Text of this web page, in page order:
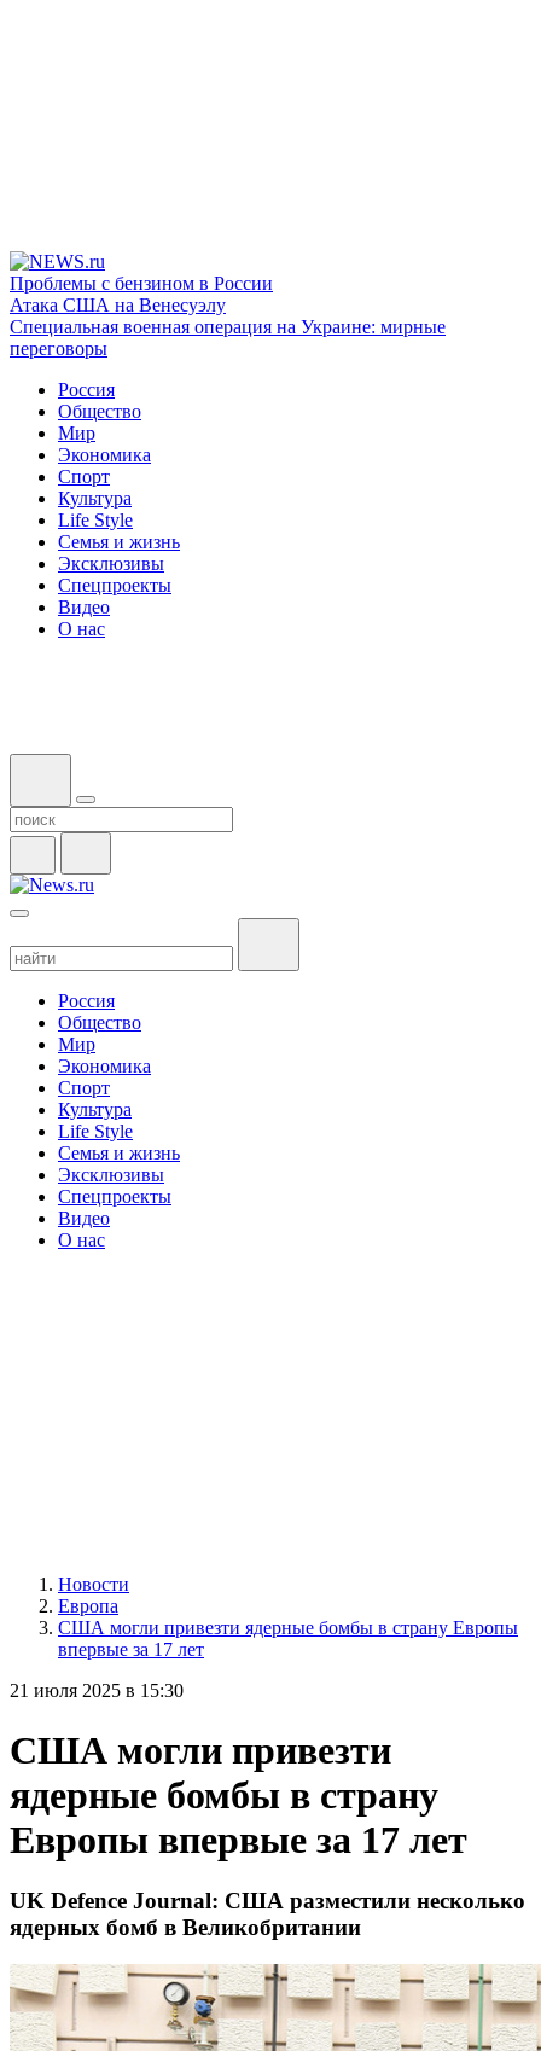
Проблемы с бензином в России
Атака США на Венесуэлу
Специальная военная операция на Украине: мирные
переговоры
Россия
Общество
Мир
Экономика
Спорт
Культура
Life Style
Семья и жизнь
Эксклюзивы
Спецпроекты
Видео
О нас
Россия
Общество
Мир
Экономика
Спорт
Культура
Life Style
Семья и жизнь
Эксклюзивы
Спецпроекты
Видео
О нас
Новости
Европа
США могли привезти ядерные бомбы в страну Европы
впервые за 17 лет
21 июля 2025 в 15:30
США могли привезти
ядерные бомбы в страну
Европы впервые за 17 лет
UK Defence Journal: США разместили несколько
ядерных бомб в Великобритании